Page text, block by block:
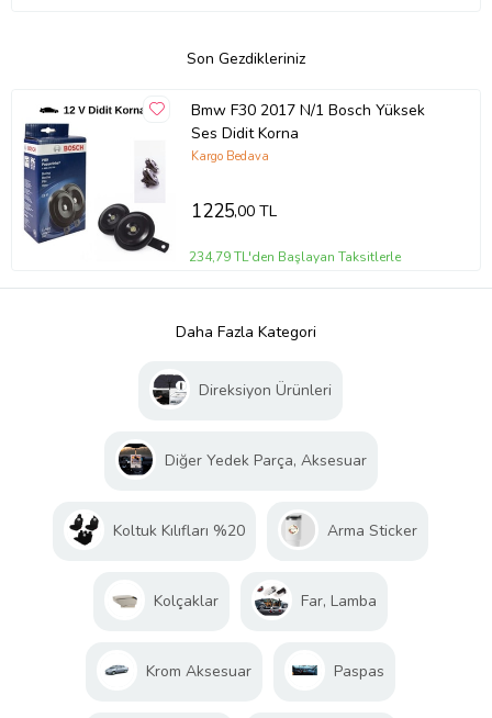
Son Gezdikleriniz
Bmw F30 2017 N/1 Bosch Yüksek
Ses Didit Korna
Kargo Bedava
1225,00 TL
234,79 TL'den Başlayan Taksitlerle
Daha Fazla Kategori
Direksiyon Ürünleri
Diğer Yedek Parça, Aksesuar
Koltuk Kılıfları %20 Arma Sticker
Kolçaklar Far, Lamba
Krom Aksesuar Paspas